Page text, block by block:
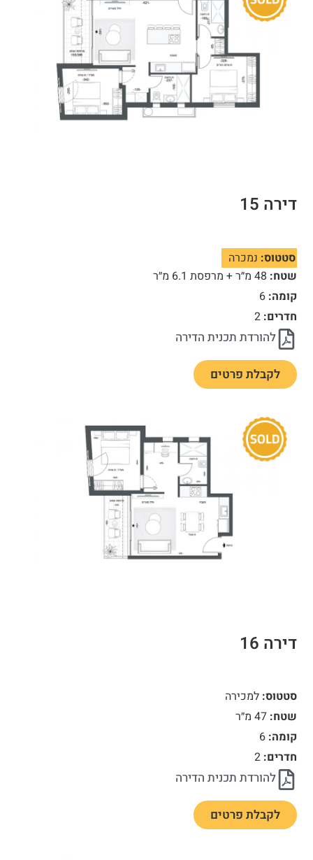
דירה 15
סטטוס: נמכרה
שטח: 48 מ״ר + מרפסת 6.1 מ״ר
קומה: 6
חדרים: 2
להורדת תכנית הדירה
לקבלת פרטים
דירה 16
סטטוס: למכירה
שטח: 47 מ״ר
קומה: 6
חדרים: 2
להורדת תכנית הדירה
לקבלת פרטים